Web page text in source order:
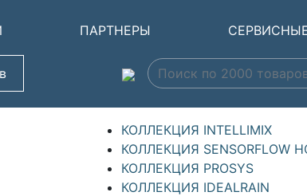
ПАРТНЕРЫ
КОЛЛЕКЦИЯ INTELLIMIX
КОЛЛЕКЦИЯ SENSORFLOW
КОЛЛЕКЦИЯ PROSYS
КОЛЛЕКЦИЯ IDEALRAIN